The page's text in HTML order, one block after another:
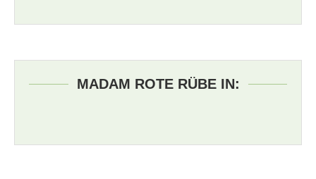
MADAM ROTE RÜBE IN: